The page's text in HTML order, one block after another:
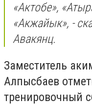
«Актобе»,
«Акжайык», -
Авакянц.
Заместитель
Алпысбаев
тренировочный